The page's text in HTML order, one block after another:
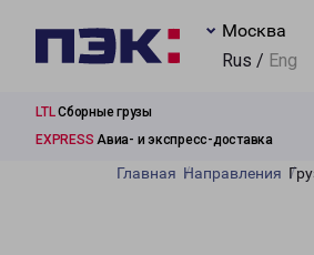
Москва
Rus / Eng
LTLСборные грузы
EXPRESS Авиа- и экспресс-доставка
Главная Направления